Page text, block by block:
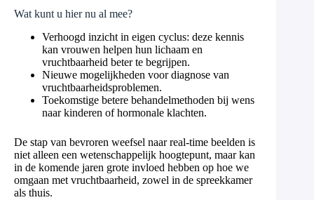
Wat kunt u hier nu al mee?
Verhoogd inzicht in eigen cyclus: deze kennis
kan vrouwen helpen hun lichaam en
vruchtbaarheid beter te begrijpen.
Nieuwe mogelijkheden voor diagnose van
vruchtbaarheidsproblemen.
Toekomstige betere behandelmethoden bij wens
naar kinderen of hormonale klachten.
De stap van bevroren weefsel naar real-time beelden is
niet alleen een wetenschappelijk hoogtepunt, maar kan
in de komende jaren grote invloed hebben op hoe we
omgaan met vruchtbaarheid, zowel in de spreekkamer
als thuis.